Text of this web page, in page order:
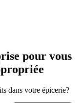
pour vous
dans votre épicerie?